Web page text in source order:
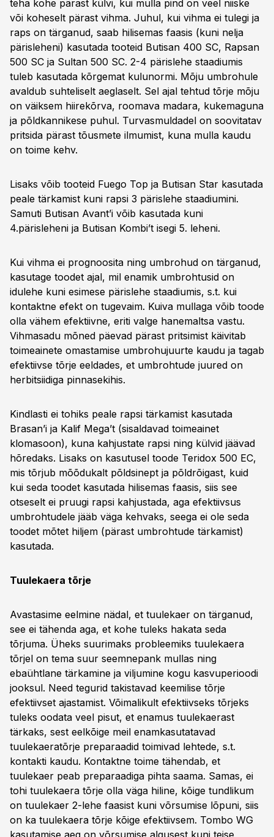
teha kohe pärast külvi, kui mulla pind on veel niiske
või koheselt pärast vihma. Juhul, kui vihma ei tulegi ja
raps on tärganud, saab hilisemas faasis (kuni nelja
pärisleheni) kasutada tooteid Butisan 400 SC, Rapsan
500 SC ja Sultan 500 SC. 2-4 pärislehe staadiumis
tuleb kasutada kõrgemat kulunormi. Mõju umbrohule
avaldub suhteliselt aeglaselt. Sel ajal tehtud tõrje mõju
on väiksem hiirekõrva, roomava madara, kukemaguna
ja põldkannikese puhul. Turvasmuldadel on soovitatav
pritsida pärast tõusmete ilmumist, kuna mulla kaudu
on toime kehv.
Lisaks võib tooteid Fuego Top ja Butisan Star kasutada
peale tärkamist kuni rapsi 3 pärislehe staadiumini.
Samuti Butisan Avant’i võib kasutada kuni
4.pärisleheni ja Butisan Kombi’t isegi 5. leheni.
Kui vihma ei prognoosita ning umbrohud on tärganud,
kasutage toodet ajal, mil enamik umbrohtusid on
idulehe kuni esimese pärislehe staadiumis, s.t. kui
kontaktne efekt on tugevaim. Kuiva mullaga võib toode
olla vähem efektiivne, eriti valge hanemaltsa vastu.
Vihmasadu mõned päevad pärast pritsimist käivitab
toimeainete omastamise umbrohujuurte kaudu ja tagab
efektiivse tõrje eeldades, et umbrohtude juured on
herbitsiidiga pinnasekihis.
Kindlasti ei tohiks peale rapsi tärkamist kasutada
Brasan’i ja Kalif Mega’t (sisaldavad toimeainet
klomasoon), kuna kahjustate rapsi ning külvid jäävad
hõredaks. Lisaks on kasutusel toode Teridox 500 EC,
mis tõrjub mõõdukalt põldsinept ja põldrõigast, kuid
kui seda toodet kasutada hilisemas faasis, siis see
otseselt ei pruugi rapsi kahjustada, aga efektiivsus
umbrohtudele jääb väga kehvaks, seega ei ole seda
toodet mõtet hiljem (pärast umbrohtude tärkamist)
kasutada.
Tuulekaera tõrje
Avastasime eelmine nädal, et tuulekaer on tärganud,
see ei tähenda aga, et kohe tuleks hakata seda
tõrjuma. Üheks suurimaks probleemiks tuulekaera
tõrjel on tema suur seemnepank mullas ning
ebaühtlane tärkamine ja viljumine kogu kasvuperioodi
jooksul. Need tegurid takistavad keemilise tõrje
efektiivset ajastamist. Võimalikult efektiivseks tõrjeks
tuleks oodata veel pisut, et enamus tuulekaerast
tärkaks, sest eelkõige meil enamkasutatavad
tuulekaeratõrje preparaadid toimivad lehtede, s.t.
kontakti kaudu. Kontaktne toime tähendab, et
tuulekaer peab preparaadiga pihta saama. Samas, ei
tohi tuulekaera tõrje olla väga hiline, kõige tundlikum
on tuulekaer 2-lehe faasist kuni võrsumise lõpuni, siis
on ka tuulekaera tõrje kõige efektiivsem. Tombo WG
kasutamise aeg on võrsumise algusest kuni teise